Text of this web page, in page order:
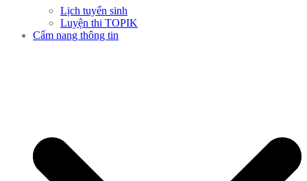
Lịch tuyển sinh
Luyện thi TOPIK
Cẩm nang thông tin